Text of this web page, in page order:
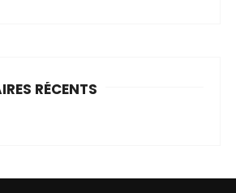
RÉCENTS